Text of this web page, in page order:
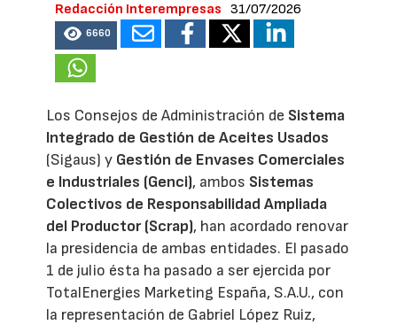
Redacción Interempresas 31/07/2026
6660
Los Consejos de Administración de Sistema
Integrado de Gestión de Aceites Usados
(Sigaus) y Gestión de Envases Comerciales
e Industriales (Genci), ambos Sistemas
Colectivos de Responsabilidad Ampliada
del Productor (Scrap), han acordado renovar
la presidencia de ambas entidades. El pasado
1 de julio ésta ha pasado a ser ejercida por
TotalEnergies Marketing España, S.A.U., con
la representación de Gabriel López Ruiz,